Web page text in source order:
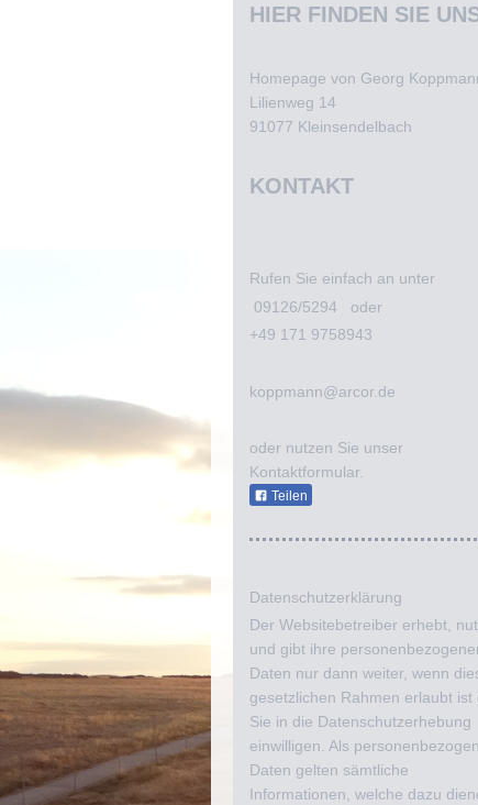
HIER FINDEN SIE
Homepage von Georg
Lilienweg 14
91077 Kleinsendelbach
KONTAKT
Rufen Sie einfach an unter
09126/5294 oder
+49 171 9758943
koppmann@arcor.de
oder nutzen Sie unser
Kontaktformular.
Teilen
Datenschutzerklärung
Der Websitebetreiber erhebt,
und gibt ihre
Daten nur dann weiter, wenn
gesetzlichen Rahmen erlaubt ist
Sie in die Datenschutzerhebung
einwilligen. Als
Daten gelten sämtliche
Informationen, welche dazu